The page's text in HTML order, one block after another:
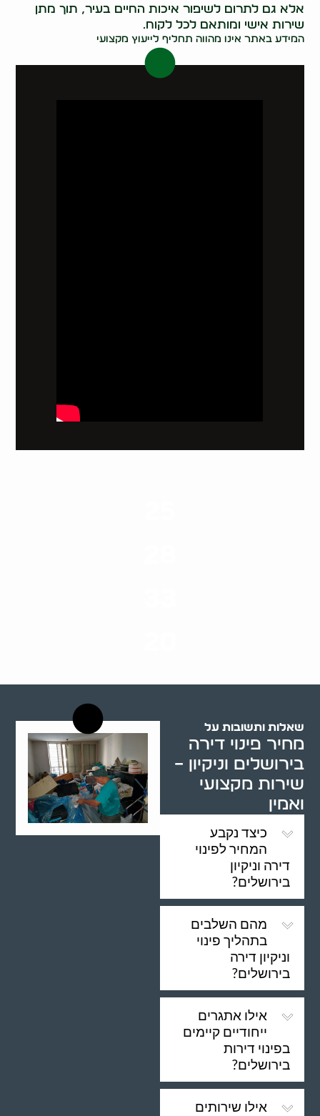
אלא גם לתרום לשיפור איכות החיים בעיר, תוך מתן
שירות אישי ומותאם לכל לקוח.
המידע באתר אינו מהווה תחליף לייעוץ מקצועי
שאלות ותשובות על
מחיר פינוי דירה
בירושלים וניקיון –
שירות מקצועי
ואמין
כיצד נקבע
המחיר לפינוי
דירה וניקיון
בירושלים?
מהם השלבים
בתהליך פינוי
וניקיון דירה
בירושלים?
אילו אתגרים
ייחודיים קיימים
בפינוי דירות
בירושלים?
אילו שירותים